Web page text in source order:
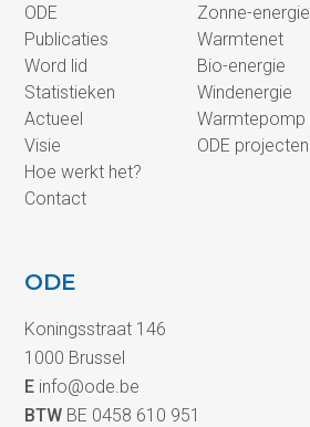
ODE
Publicaties
Word lid
Statistieken
Actueel
Visie
Hoe werkt het?
Contact
Zonne-energie
Warmtenet
Bio-energie
Windenergie
Warmtepomp
ODE projecten
ODE
Koningsstraat 146
1000 Brussel
E info@ode.be
BTW BE 0458 610 951